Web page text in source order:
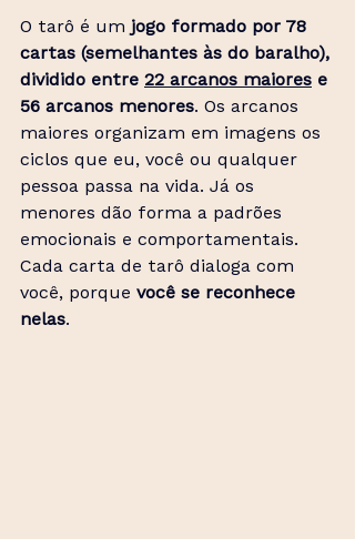
O tarô é um jogo formado por 78
cartas (semelhantes às do baralho),
dividido entre 22 arcanos maiores e
56 arcanos menores. Os arcanos
maiores organizam em imagens os
ciclos que eu, você ou qualquer
pessoa passa na vida. Já os
menores dão forma a padrões
emocionais e comportamentais.
Cada carta de tarô dialoga com
você, porque você se reconhece
nelas.